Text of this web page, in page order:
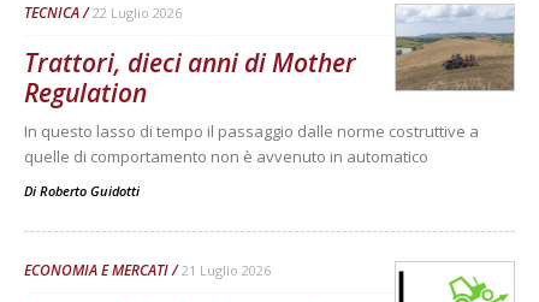
TECNICA 22 Luglio 2026
Trattori, dieci anni di Mother
Regulation
In questo lasso di tempo il passaggio dalle norme costruttive a
quelle di comportamento non è avvenuto in automatico
Di Roberto Guidotti
ECONOMIA E MERCATI 21 Luglio 2026